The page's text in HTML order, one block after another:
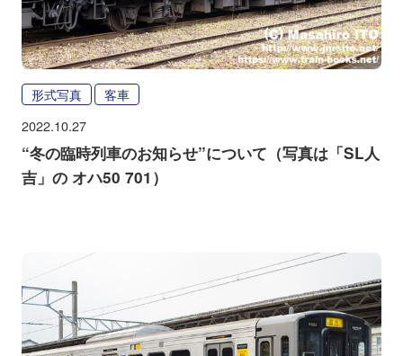
形式写真 客車
2022.10.27
“冬の臨時列車のお知らせ”について（写真は「SL人
吉」の オハ50 701）